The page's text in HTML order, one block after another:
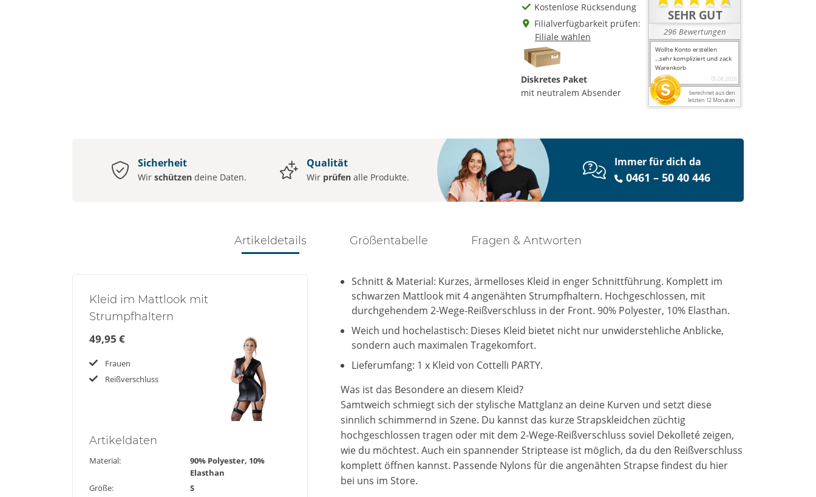
Kostenlose Rücksendung
Filialverfügbarkeit prüfen:
Filiale wählen
Diskretes Paket
mit neutralem Absender
Sicherheit
Wir schützen deine Daten.
Qualität
Wir prüfen alle Produkte.
Immer für dich da
0461 – 50 40 446
Artikeldetails Größentabelle Fragen & Antworten
Kleid im Mattlook mit
Strumpfhaltern
49,95 €
Frauen
Reißverschluss
Artikeldaten
Material:
90% Polyester, 10%
Elasthan
Größe:
S
Schnitt & Material: Kurzes, ärmelloses Kleid in enger Schnittführung. Komplett im
schwarzen Mattlook mit 4 angenähten Strumpfhaltern. Hochgeschlossen, mit
durchgehendem 2-Wege-Reißverschluss in der Front. 90% Polyester, 10% Elasthan.
Weich und hochelastisch: Dieses Kleid bietet nicht nur unwiderstehliche Anblicke,
sondern auch maximalen Tragekomfort.
Lieferumfang: 1 x Kleid von Cottelli PARTY.
Was ist das Besondere an diesem Kleid?
Samtweich schmiegt sich der stylische Mattglanz an deine Kurven und setzt diese
sinnlich schimmernd in Szene. Du kannst das kurze Strapskleidchen züchtig
hochgeschlossen tragen oder mit dem 2-Wege-Reißverschluss soviel Dekolleté zeigen,
wie du möchtest. Auch ein spannender Striptease ist möglich, da du den Reißverschluss
komplett öffnen kannst. Passende Nylons für die angenähten Strapse findest du hier
bei uns im Store.